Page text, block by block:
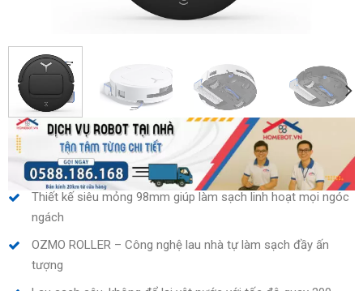
Thiết kế siêu mỏng 98mm giúp làm sạch linh hoạt mọi ngóc
ngách
OZMO ROLLER – Công nghệ lau nhà tự làm sạch đầy ấn
tượng